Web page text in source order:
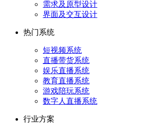
需求及原型设计
界面及交互设计
热门系统
短视频系统
直播带货系统
娱乐直播系统
教育直播系统
游戏陪玩系统
数字人直播系统
行业方案